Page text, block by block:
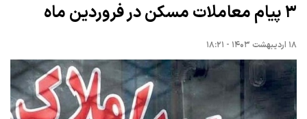
۳ پیام معاملات مسکن در فروردین ماه
۱۸ اردیبهشت ۱۴۰۳ - ۱۸:۲۱